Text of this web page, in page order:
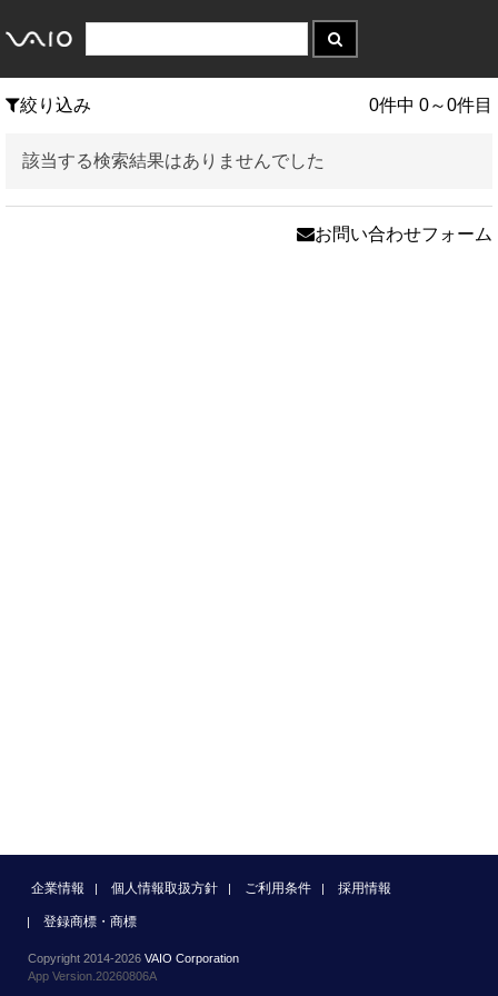
絞り込み 0件中 0～0件目
該当する検索結果はありませんでした
お問い合わせフォーム
企業情報 個人情報取扱方針 ご利用条件 採用情報
登録商標・商標
Copyright 2014-2026 VAIO Corporation
App Version.20260806A